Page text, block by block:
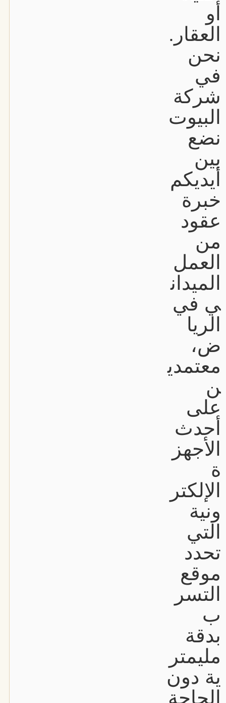
أو
العقار.
نحن
في
شركة
البيوت
نضع
بين
أيديكم
خبرة
عقود
من
العمل
الميدان
ي في
الريا
ض،
معتمدي
ن
على
أحدث
الأجهز
ة
الإلكتر
ونية
التي
تحدد
موقع
التسر
ب
بدقة
مليمتر
ية دون
الحاجة